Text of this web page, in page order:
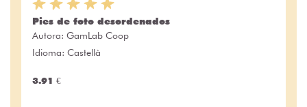
Pies de foto desordenados
Autora: GamLab Coop
Idioma: Castellà
3.91 €